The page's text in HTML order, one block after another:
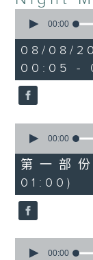
seconds
5
hours,
30
minutes,
0
seconds
00:00
08/08/
00:05 -
seconds
55
minutes,
10
seconds
00:00
第一部
01:00)
seconds
00:00